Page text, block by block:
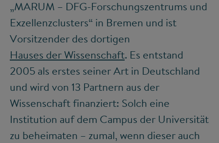
„MARUM – DFG-Forschungszentrums und
Exzellenzclusters“ in Bremen und ist
Vorsitzender des dortigen
Hauses der Wissenschaft. Es entstand
2005 als erstes seiner Art in Deutschland
und wird von 13 Partnern aus der
Wissenschaft finanziert: Solch eine
Institution auf dem Campus der Universität
zu beheimaten – zumal, wenn dieser auch